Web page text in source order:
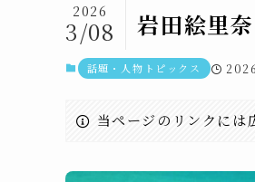
岩田絵里
2026
3/08
話題・人物トピックス
当ページのリンクには